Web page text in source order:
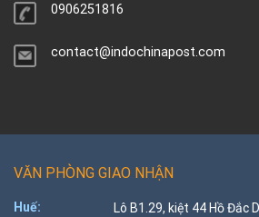
0906251816
contact@indochinapost.com
VĂN PHÒNG GIAO NHẬN
Huế:
Lô B1.29, kiệt 44 Hồ Đắc